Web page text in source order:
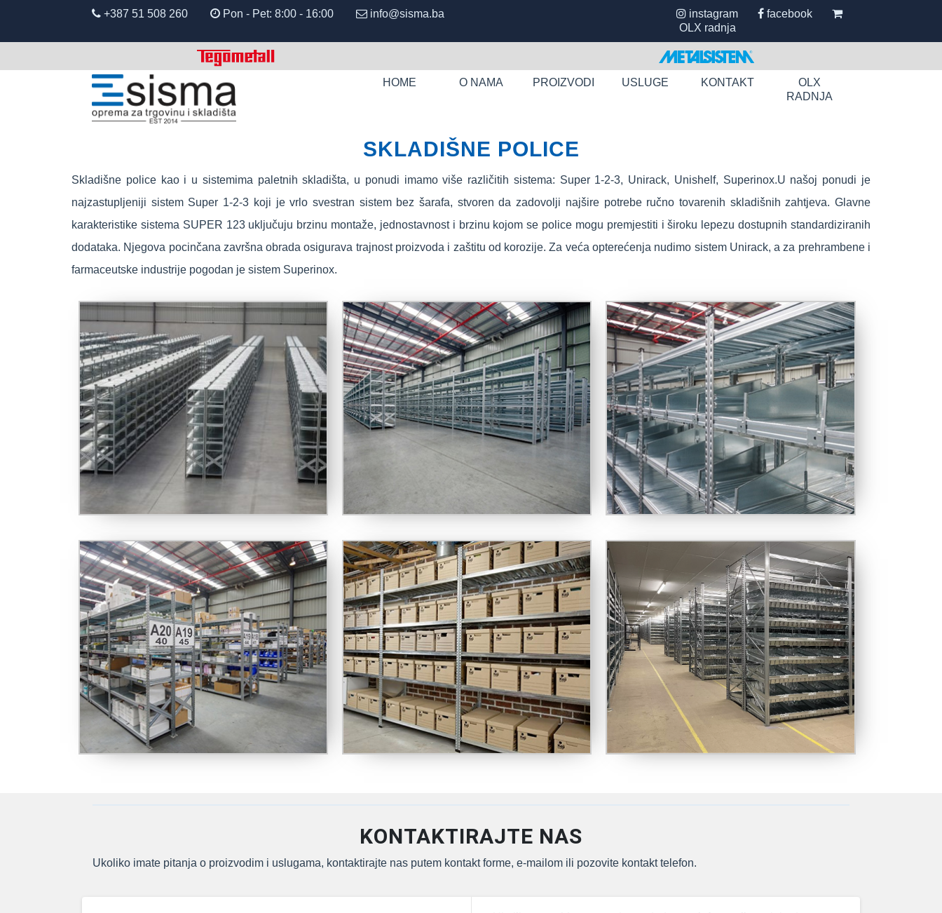
+387 51 508 260 Pon - Pet: 8:00 - 16:00 info@sisma.ba instagram
facebook
OLX radnja
HOME O NAMA PROIZVODI USLUGE KONTAKT
OLX
RADNJA
SKLADIŠNE POLICE
Skladišne police kao i u sistemima paletnih skladišta, u ponudi imamo više različitih sistema: Super 1-2-3, Unirack, Unishelf, Superinox.U našoj ponudi je
najzastupljeniji sistem Super 1-2-3 koji je vrlo svestran sistem bez šarafa, stvoren da zadovolji najšire potrebe ručno tovarenih skladišnih zahtjeva. Glavne
karakteristike sistema SUPER 123 uključuju brzinu montaže, jednostavnost i brzinu kojom se police mogu premjestiti i široku lepezu dostupnih standardiziranih
dodataka. Njegova pocinčana završna obrada osigurava trajnost proizvoda i zaštitu od korozije. Za veća opterećenja nudimo sistem Unirack, a za prehrambene i
farmaceutske industrije pogodan je sistem Superinox.
KONTAKTIRAJTE NAS
Ukoliko imate pitanja o proizvodim i uslugama, kontaktirajte nas putem kontakt forme, e-mailom ili pozovite kontakt telefon.